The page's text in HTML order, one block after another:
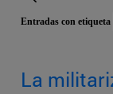
Entradas con etiqueta
La